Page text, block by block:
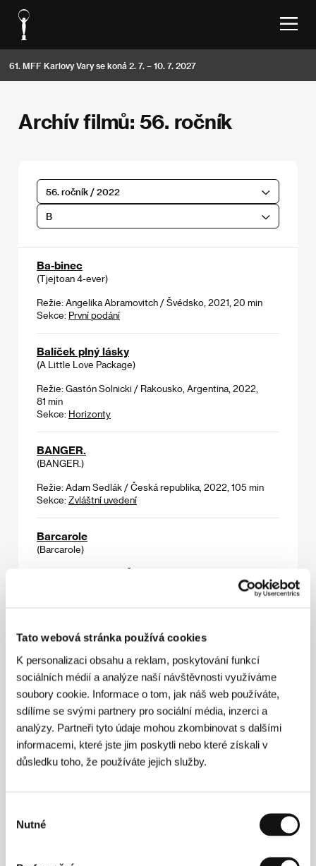
Tato webová stránka používá cookies
K personalizaci obsahu a reklam, poskytování funkcí
sociálních médií a analýze naší návštěvnosti využíváme
soubory cookie. Informace o tom, jak náš web používáte,
sdílíme se svými partnery pro sociální média, inzerci a
analýzy. Partneři tyto údaje mohou zkombinovat s dalšími
informacemi, které jste jim poskytli nebo které získali v
důsledku toho, že používáte jejich služby.
souhlasu
Nutné
61. MFF Karlovy Vary se koná 2. 7. – 10. 7. 2027
Archív filmů: 56. ročník
56. ročník / 2022
B
Ba-binec
(Tjejtoan 4-ever)
Režie: Angelika Abramovitch / Švédsko, 2021, 20 min
Sekce: První podání
Balíček plný lásky
(A Little Love Package)
Režie: Gastón Solnicki / Rakousko, Argentina, 2022,
81 min
Sekce: Horizonty
BANGER.
(BANGER.)
Režie: Adam Sedlák / Česká republika, 2022, 105 min
Sekce: Zvláštní uvedení
Barcarole
(Barcarole)
Režie: Igor Chmela / Česká republika, 2022, 30 min
(La caja)
Režie: Lorenzo Vigas / Mexiko, USA, 2021, 92 min
Sekce:
Horizonty
Blízko
Režie: Lukas Dhont / Belgie, Francie, Nizozemsko, 2022,
105 min
Horizonty
(Aš buvau Maksas)